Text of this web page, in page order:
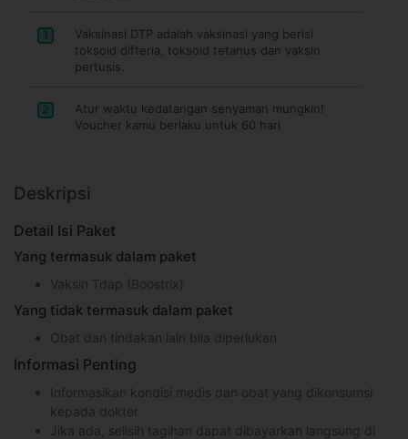
1
Vaksinasi DTP adalah vaksinasi yang berisi
toksoid difteria, toksoid tetanus dan vaksin
pertusis.
2
Atur waktu kedatangan senyaman mungkin!
Voucher kamu berlaku untuk 60 hari
Deskripsi
Detail Isi Paket
Yang termasuk dalam paket
Vaksin Tdap (Boostrix)
Yang tidak termasuk dalam paket
Obat dan tindakan lain bila diperlukan
Informasi Penting
Informasikan kondisi medis dan obat yang dikonsumsi
kepada dokter
Jika ada, selisih tagihan dapat dibayarkan langsung di